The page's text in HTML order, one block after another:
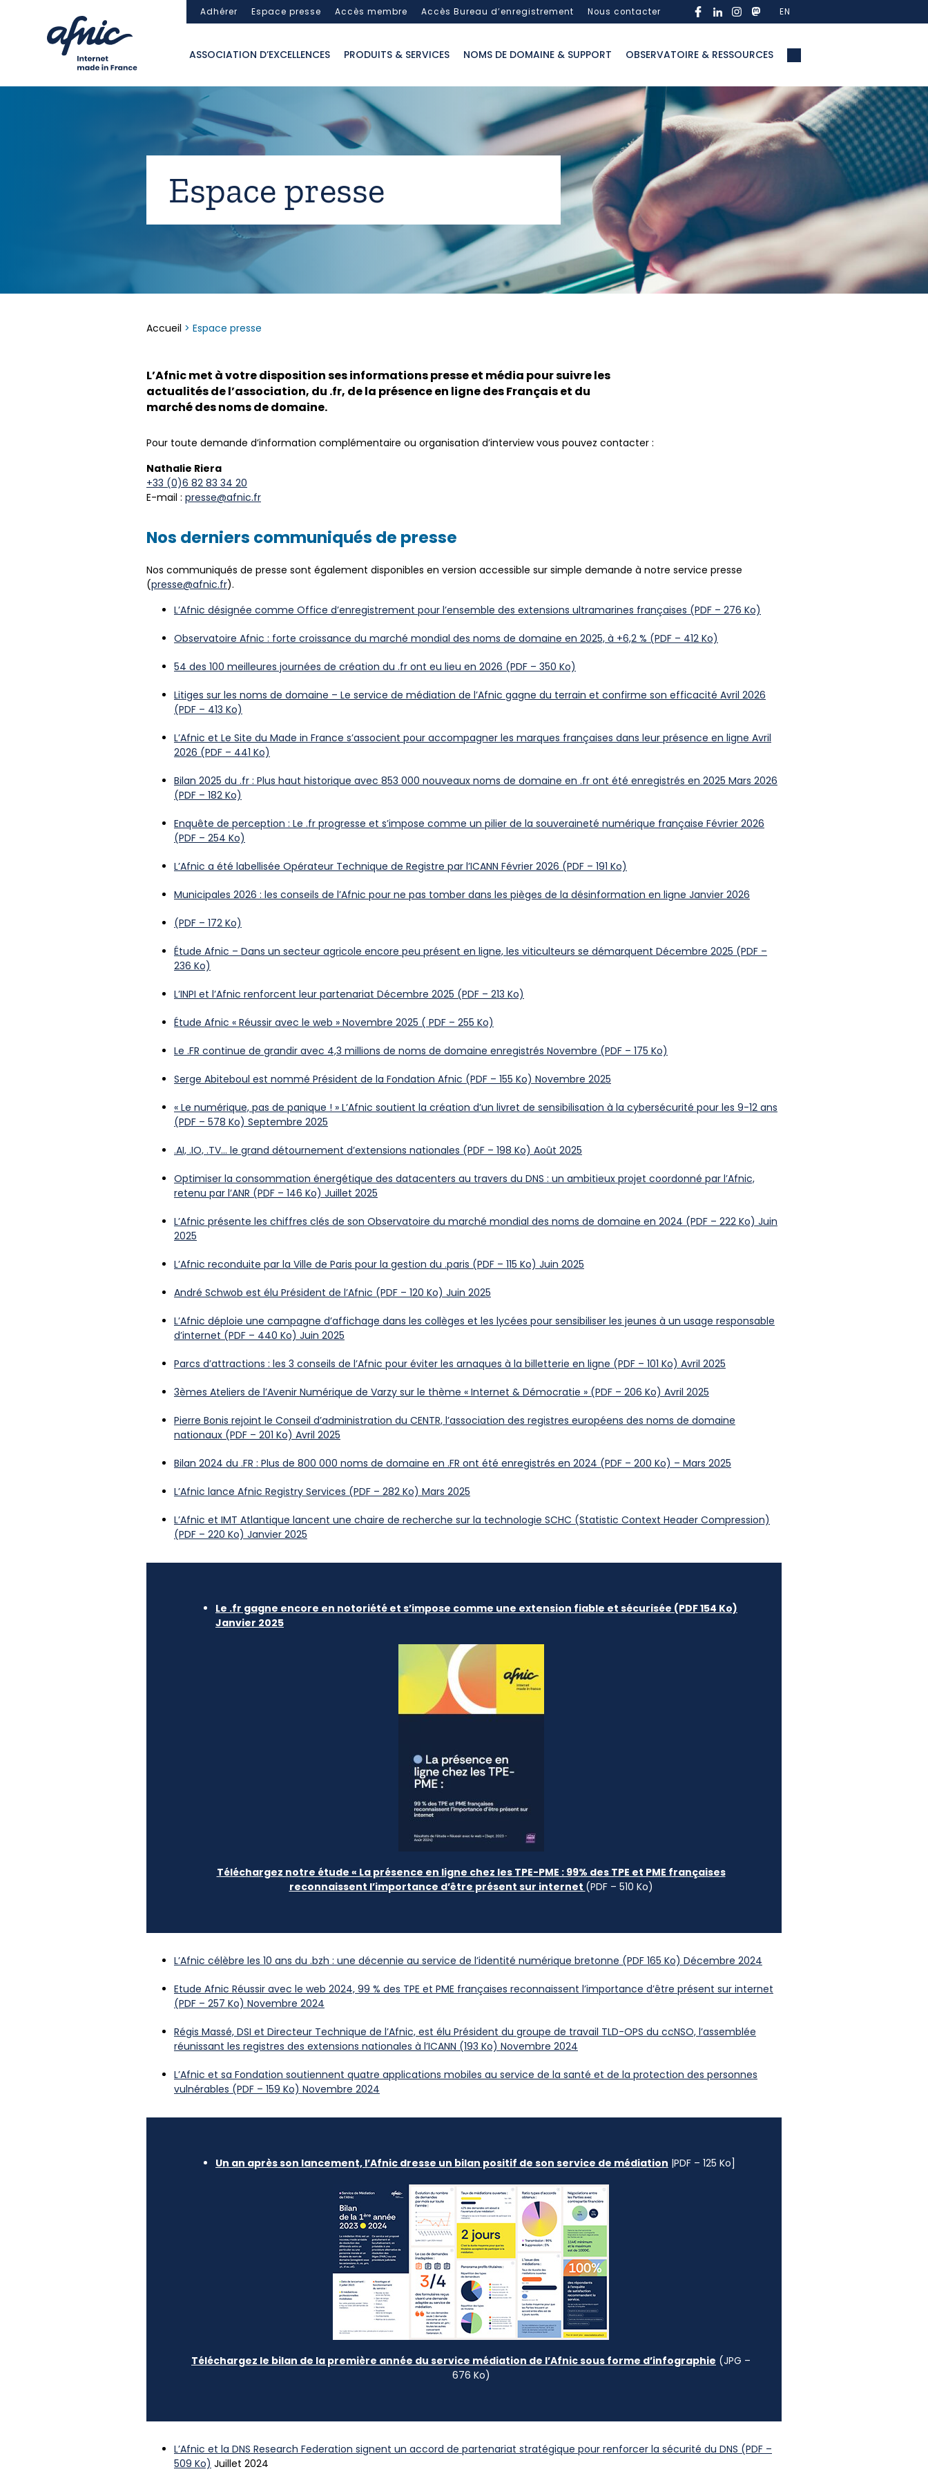
Adhérer Espace presse Accès membre Accès Bureau d’enregistrement Nous contacter EN
ASSOCIATION D’EXCELLENCES PRODUITS & SERVICES NOMS DE DOMAINE & SUPPORT OBSERVATOIRE & RESSOURCES
Espace presse
Accueil > Espace presse
L’Afnic met à votre disposition ses informations presse et média pour suivre les
actualités de l’association, du .fr, de la présence en ligne des Français et du
marché des noms de domaine.
Pour toute demande d’information complémentaire ou organisation d’interview vous pouvez contacter :
Nathalie Riera
+33 (0)6 82 83 34 20
E-mail : presse@afnic.fr
Nos derniers communiqués de presse
Nos communiqués de presse sont également disponibles en version accessible sur simple demande à notre service presse
(presse@afnic.fr).
L’Afnic désignée comme Office d’enregistrement pour l’ensemble des extensions ultramarines françaises (PDF – 276 Ko)
Observatoire Afnic : forte croissance du marché mondial des noms de domaine en 2025, à +6,2 % (PDF – 412 Ko)
54 des 100 meilleures journées de création du .fr ont eu lieu en 2026 (PDF – 350 Ko)
Litiges sur les noms de domaine – Le service de médiation de l’Afnic gagne du terrain et confirme son efficacité Avril 2026
(PDF – 413 Ko)
L’Afnic et Le Site du Made in France s’associent pour accompagner les marques françaises dans leur présence en ligne Avril
2026 (PDF – 441 Ko)
Bilan 2025 du .fr : Plus haut historique avec 853 000 nouveaux noms de domaine en .fr ont été enregistrés en 2025 Mars 2026
(PDF – 182 Ko)
Enquête de perception : Le .fr progresse et s’impose comme un pilier de la souveraineté numérique française Février 2026
(PDF – 254 Ko)
L’Afnic a été labellisée Opérateur Technique de Registre par l’ICANN Février 2026 (PDF – 191 Ko)
Municipales 2026 : les conseils de l’Afnic pour ne pas tomber dans les pièges de la désinformation en ligne Janvier 2026
(PDF – 172 Ko)
Étude Afnic – Dans un secteur agricole encore peu présent en ligne, les viticulteurs se démarquent Décembre 2025 (PDF –
236 Ko)
L’INPI et l’Afnic renforcent leur partenariat Décembre 2025 (PDF – 213 Ko)
Étude Afnic « Réussir avec le web » Novembre 2025 ( PDF – 255 Ko)
Le .FR continue de grandir avec 4,3 millions de noms de domaine enregistrés Novembre (PDF – 175 Ko)
Serge Abiteboul est nommé Président de la Fondation Afnic (PDF – 155 Ko) Novembre 2025
« Le numérique, pas de panique ! » L’Afnic soutient la création d’un livret de sensibilisation à la cybersécurité pour les 9-12 ans
(PDF – 578 Ko) Septembre 2025
.AI, .IO, .TV… le grand détournement d’extensions nationales (PDF – 198 Ko) Août 2025
Optimiser la consommation énergétique des datacenters au travers du DNS : un ambitieux projet coordonné par l’Afnic,
retenu par l’ANR (PDF – 146 Ko) Juillet 2025
L’Afnic présente les chiffres clés de son Observatoire du marché mondial des noms de domaine en 2024 (PDF – 222 Ko) Juin
2025
L’Afnic reconduite par la Ville de Paris pour la gestion du .paris (PDF – 115 Ko) Juin 2025
André Schwob est élu Président de l’Afnic (PDF – 120 Ko) Juin 2025
L’Afnic déploie une campagne d’affichage dans les collèges et les lycées pour sensibiliser les jeunes à un usage responsable
d’internet (PDF – 440 Ko) Juin 2025
Parcs d’attractions : les 3 conseils de l’Afnic pour éviter les arnaques à la billetterie en ligne (PDF – 101 Ko) Avril 2025
3èmes Ateliers de l’Avenir Numérique de Varzy sur le thème « Internet & Démocratie » (PDF – 206 Ko) Avril 2025
Pierre Bonis rejoint le Conseil d’administration du CENTR, l’association des registres européens des noms de domaine
nationaux (PDF – 201 Ko) Avril 2025
Bilan 2024 du .FR : Plus de 800 000 noms de domaine en .FR ont été enregistrés en 2024 (PDF – 200 Ko) – Mars 2025
L’Afnic lance Afnic Registry Services (PDF – 282 Ko) Mars 2025
L’Afnic et IMT Atlantique lancent une chaire de recherche sur la technologie SCHC (Statistic Context Header Compression)
(PDF – 220 Ko) Janvier 2025
Le .fr gagne encore en notoriété et s’impose comme une extension fiable et sécurisée (PDF 154 Ko)
Janvier 2025
Téléchargez notre étude « La présence en ligne chez les TPE-PME : 99% des TPE et PME françaises
reconnaissent l’importance d’être présent sur internet (PDF – 510 Ko)
L’Afnic célèbre les 10 ans du .bzh : une décennie au service de l’identité numérique bretonne (PDF 165 Ko) Décembre 2024
Etude Afnic Réussir avec le web 2024, 99 % des TPE et PME françaises reconnaissent l’importance d’être présent sur internet
(PDF – 257 Ko) Novembre 2024
Régis Massé, DSI et Directeur Technique de l’Afnic, est élu Président du groupe de travail TLD-OPS du ccNSO, l’assemblée
réunissant les registres des extensions nationales à l’ICANN (193 Ko) Novembre 2024
L’Afnic et sa Fondation soutiennent quatre applications mobiles au service de la santé et de la protection des personnes
vulnérables (PDF – 159 Ko) Novembre 2024
Un an après son lancement, l’Afnic dresse un bilan positif de son service de médiation |PDF – 125 Ko]
Téléchargez le bilan de la première année du service médiation de l’Afnic sous forme d’infographie (JPG –
676 Ko)
L’Afnic et la DNS Research Federation signent un accord de partenariat stratégique pour renforcer la sécurité du DNS (PDF –
509 Ko) Juillet 2024